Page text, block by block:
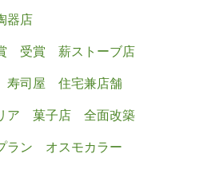
器店
受賞
薪ストーブ店
寿司屋
住宅兼店舗
ア 菓子店
全面改築
ラン
オスモカラー